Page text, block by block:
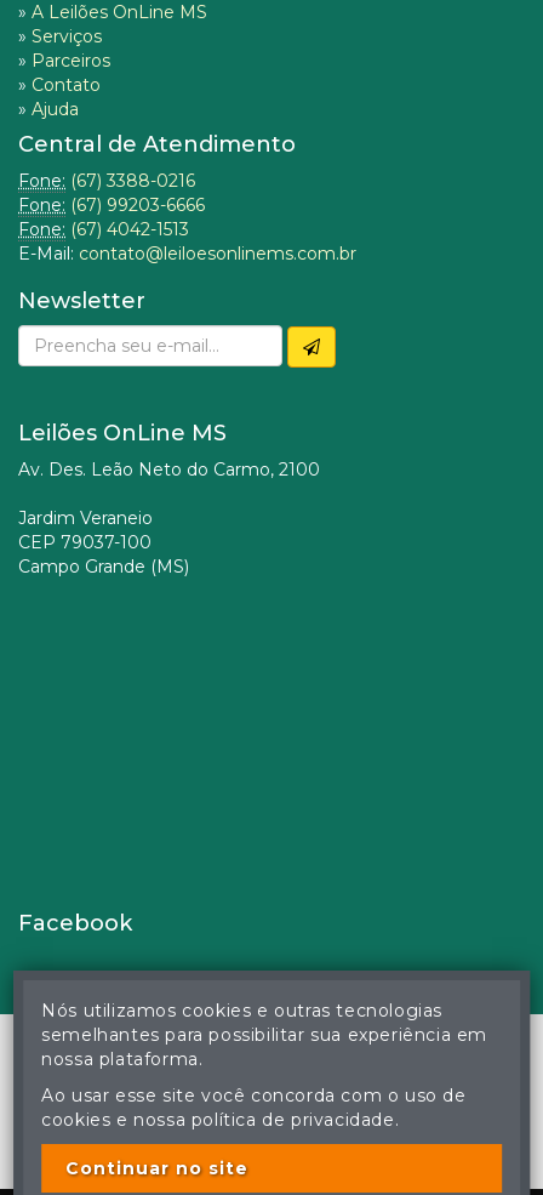
» A Leilões OnLine MS
» Serviços
» Parceiros
» Contato
» Ajuda
Central de Atendimento
Fone: (67) 3388-0216
Fone: (67) 99203-6666
Fone: (67) 4042-1513
E-Mail: contato@leiloesonlinems.com.br
Newsletter
Leilões OnLine MS
Av. Des. Leão Neto do Carmo, 2100
Jardim Veraneio
CEP 79037-100
Campo Grande (MS)
Facebook
© Gustavo Correa Pereira da Silva - Leiloeiro Público Oficial -
Matrícula nº 26 JUCEMS - Todos os direitos reservados
A cópia ou reprodução não autorizada do conteúdo deste site
poderá acarretar em penas previstas em lei.
Nós utilizamos cookies e outras tecnologias
semelhantes para possibilitar sua experiência em
nossa plataforma.
Ao usar esse site você concorda com o uso de
cookies e nossa política de privacidade.
Continuar no site